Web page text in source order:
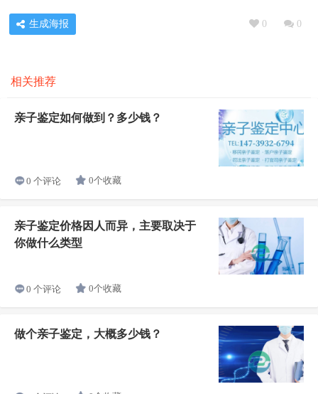
0 0
生成海报
相关推荐
亲子鉴定如何做到？多少钱？
0 个评论 0个收藏
亲子鉴定价格因人而异，主要取决于
你做什么类型
0 个评论 0个收藏
做个亲子鉴定，大概多少钱？